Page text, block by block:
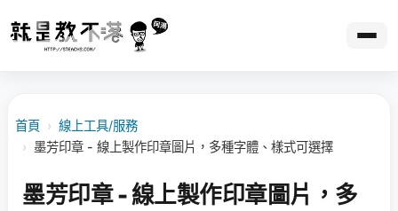
首頁 › 線上工具/服務
› 墨芳印章 - 線上製作印章圖片，多種字體、樣式可選擇
墨芳印章 - 線上製作印章圖片，多